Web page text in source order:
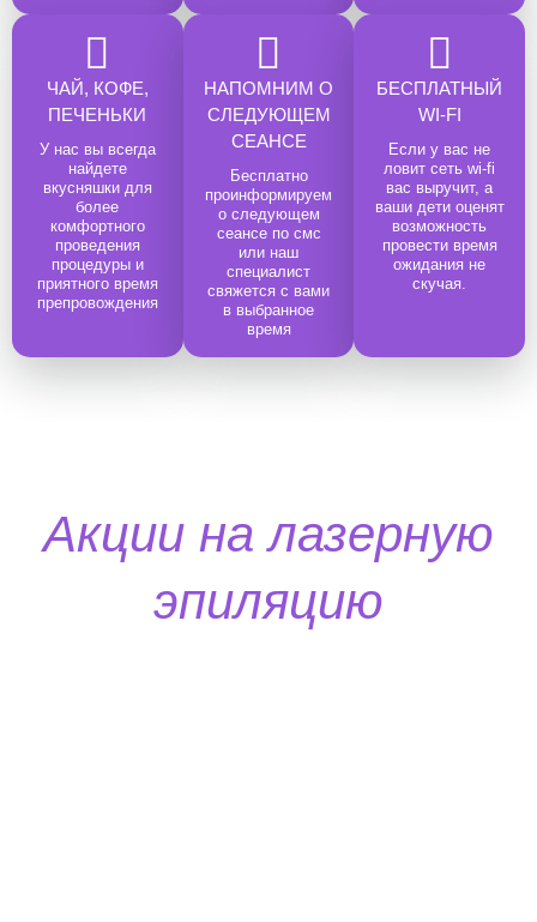
ЧАЙ, КОФЕ,
ПЕЧЕНЬКИ
У нас вы всегда
найдете
вкусняшки для
более
комфортного
проведения
процедуры и
приятного время
препровождения
НАПОМНИМ О
СЛЕДУЮЩЕМ
СЕАНСЕ
Бесплатно
проинформируем
о следующем
сеанcе по смс
или наш
специалист
свяжется с вами
в выбранное
время
БЕСПЛАТНЫЙ
WI-FI
Если у вас не
ловит сеть wi-fi
вас выручит, а
ваши дети оценят
возможность
провести время
ожидания не
скучая.
Акции на лазерную
эпиляцию